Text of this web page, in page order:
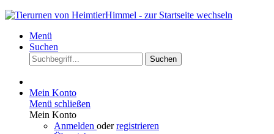
Menü
Suchen
Suchen
Mein Konto
Menü schließen
Mein Konto
Anmelden oderregistrieren